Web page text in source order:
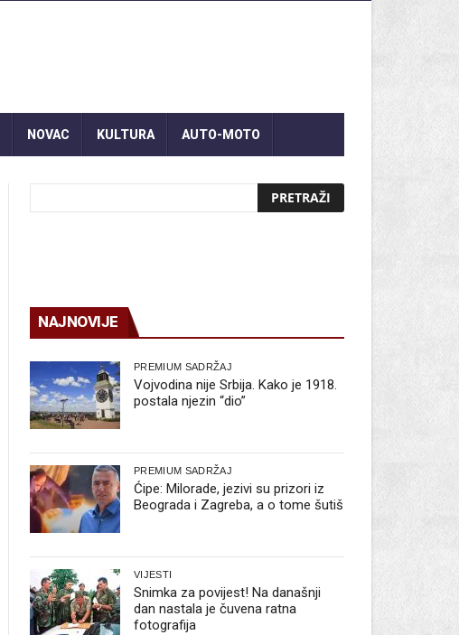
NOVAC KULTURA AUTO-MOTO
NAJNOVIJE
PREMIUM SADRŽAJ
Vojvodina nije Srbija. Kako je 1918.
postala njezin “dio”
PREMIUM SADRŽAJ
Ćipe: Milorade, jezivi su prizori iz
Beograda i Zagreba, a o tome šutiš
VIJESTI
Snimka za povijest! Na današnji
dan nastala je čuvena ratna
fotografija